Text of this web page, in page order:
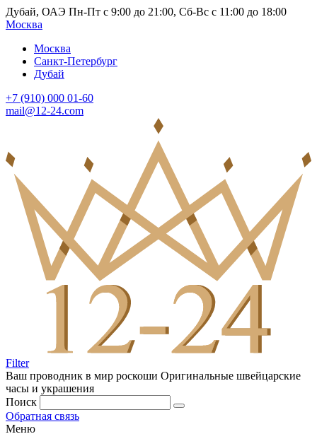
Дубай, ОАЭ Пн-Пт с 9:00 до 21:00, Сб-Вс с 11:00 до 18:00
Москва
Москва
Санкт-Петербург
Дубай
+7 (910) 000 01-60
mail@12-24.com
Filter
Ваш проводник в мир роскоши Оригинальные швейцарские
часы и украшения
Поиск
Обратная связь
Меню